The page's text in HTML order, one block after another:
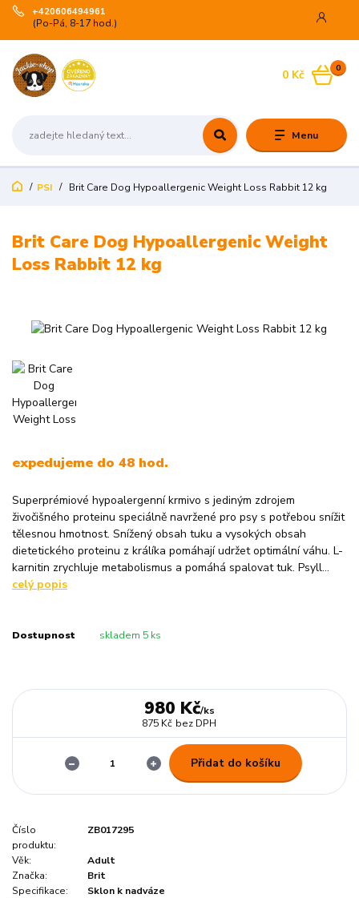
Menu
+420606494961
(Po-Pá, 8-17 hod.)
0
0 Kč
PSI Brit Care Dog Hypoallergenic Weight Loss Rabbit 12 kg
Brit Care Dog Hypoallergenic Weight
Loss Rabbit 12 kg
expedujeme do 48 hod.
Superprémiové hypoalergenní krmivo s jediným zdrojem
živočišného proteinu speciálně navržené pro psy s potřebou snížit
tělesnou hmotnost. Snížený obsah tuku a vysokých obsah
dietetického proteinu z králíka pomáhají udržet optimální váhu. L-
karnitin zrychluje metabolismus a pomáhá spalovat tuk. Psyll...
celý popis
Dostupnost skladem 5 ks
980 Kč/ks
875 Kč bez DPH
Přidat do košíku
Číslo
produktu:
ZB017295
Věk:
Adult
Značka:
Brit
Specifikace:
Sklon k nadváze